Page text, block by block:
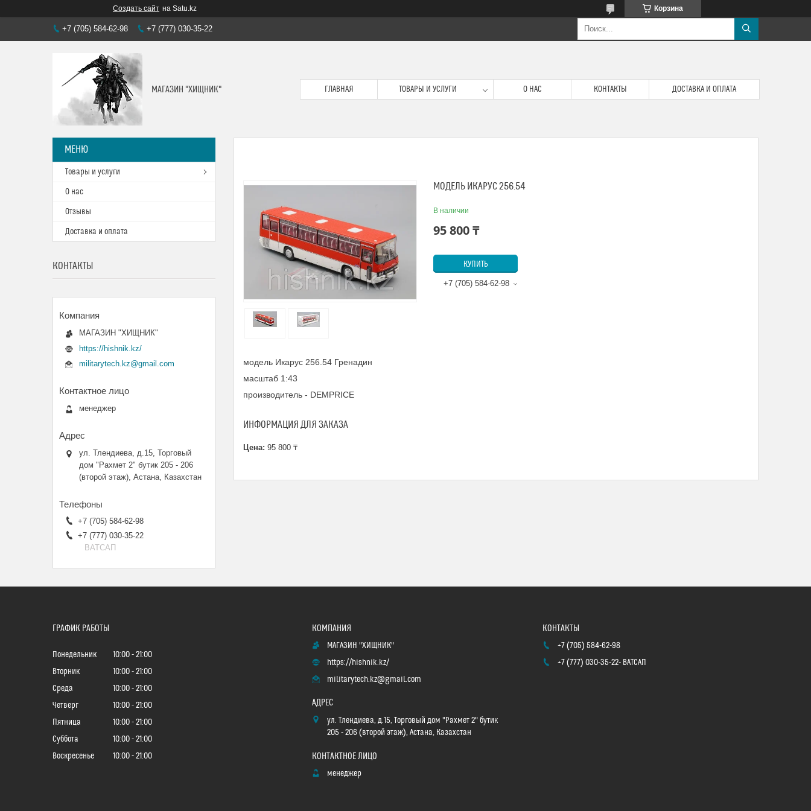
Создать сайт на Satu.kz Корзина
+7 (705) 584-62-98 +7 (777) 030-35-22
МАГАЗИН "ХИЩНИК" ГЛАВНАЯ ТОВАРЫ И УСЛУГИ О НАС КОНТАКТЫ ДОСТАВКА И ОПЛАТА
МОДЕЛЬ ИКАРУС 256.54
В наличии
95 800 ₸
КУПИТЬ
+7 (705) 584-62-98
модель Икарус 256.54 Гренадин
масштаб 1:43
производитель - DEMPRICE
ИНФОРМАЦИЯ ДЛЯ ЗАКАЗА
Цена: 95 800 ₸
Товары и услуги
О нас
Отзывы
Доставка и оплата
КОНТАКТЫ
МАГАЗИН "ХИЩНИК"
https://hishnik.kz/
militarytech.kz@gmail.com
менеджер
ул. Тлендиева, д.15, Торговый
дом "Рахмет 2" бутик 205 - 206
(второй этаж), Астана, Казахстан
+7 (705) 584-62-98
+7 (777) 030-35-22
ВАТСАП
ГРАФИК РАБОТЫ
Понедельник 10:00
21:00
Вторник
10:00
21:00
Среда
10:00
21:00
Четверг
10:00
21:00
Пятница
10:00
21:00
Суббота
10:00
21:00
Воскресенье
10:00 21:00
МАГАЗИН "ХИЩНИК"
https://hishnik.kz/
militarytech.kz@gmail.com
ул. Тлендиева, д.15, Торговый дом "Рахмет 2" бутик
205 - 206 (второй этаж), Астана, Казахстан
менеджер
+7 (705) 584-62-98
+7 (777) 030-35-22 ВАТСАП